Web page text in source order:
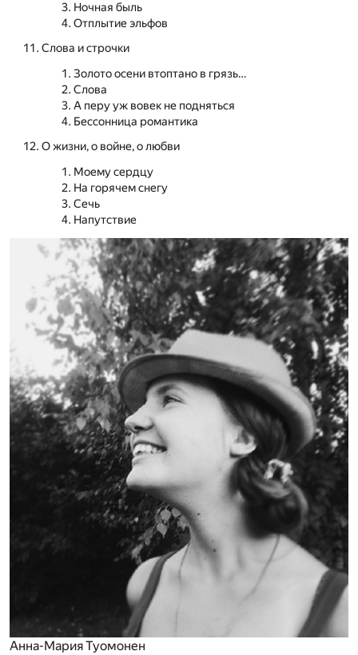
Ночная быль
Отплытие эльфов
Слова и строчки
Золото осени втоптано в грязь…
Слова
А перу уж вовек не подняться
Бессонница романтика
О жизни, о войне, о любви
Моему сердцу
На горячем снегу
Сечь
Напутствие
Анна-Мария Туомонен